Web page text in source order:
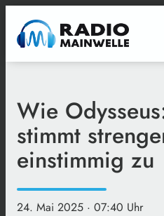
Wie
stimmt
einstimmig zu
24. Mai 2025 · 07:40 Uhr